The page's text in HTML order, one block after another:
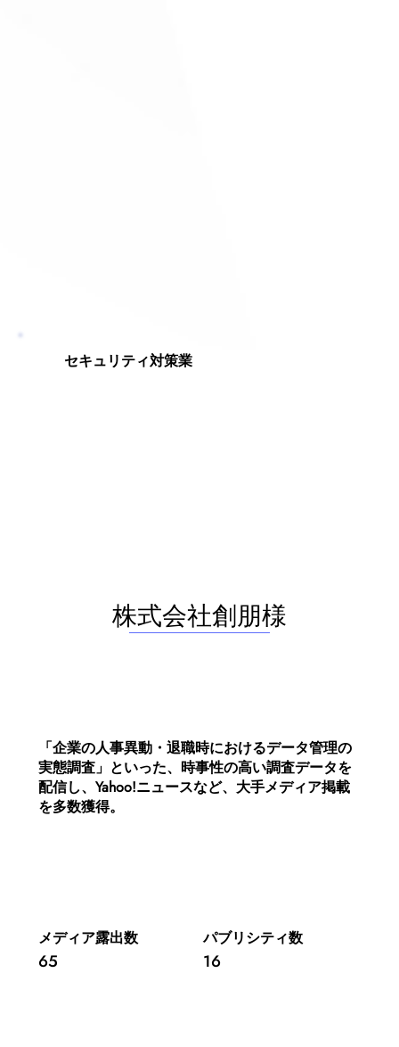
「企業の人事異動・退職時におけるデータ管理の
実態調査」といった、時事性の高い調査データを
配信し、Yahoo!ニュースなど、大手メディア掲載
を多数獲得。
16
パブリシティ数
65
​メディア露出数
株式会社創朋様
セキュリティ対策業